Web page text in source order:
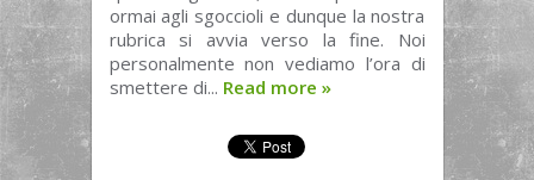
ormai agli sgoccioli e dunque la nostra
rubrica si avvia verso la fine. Noi
personalmente non vediamo l’ora di
smettere di... Read more »